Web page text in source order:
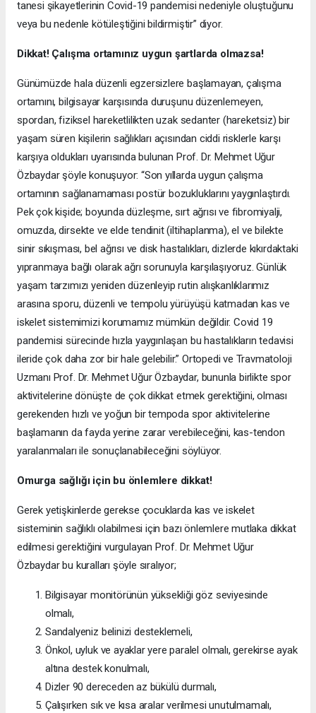
tanesi şikayetlerinin Covid-19 pandemisi nedeniyle oluştuğunu
veya bu nedenle kötüleştiğini bildirmiştir” diyor.
Dikkat! Çalışma ortamınız uygun şartlarda olmazsa!
Günümüzde hala düzenli egzersizlere başlamayan, çalışma
ortamını, bilgisayar karşısında duruşunu düzenlemeyen,
spordan, fiziksel hareketlilikten uzak sedanter (hareketsiz) bir
yaşam süren kişilerin sağlıkları açısından ciddi risklerle karşı
karşıya oldukları uyarısında bulunan Prof. Dr. Mehmet Uğur
Özbaydar şöyle konuşuyor: “Son yıllarda uygun çalışma
ortamının sağlanamaması postür bozukluklarını yaygınlaştırdı.
Pek çok kişide; boyunda düzleşme, sırt ağrısı ve fibromiyalji,
omuzda, dirsekte ve elde tendinit (iltihaplanma), el ve bilekte
sinir sıkışması, bel ağrısı ve disk hastalıkları, dizlerde kıkırdaktaki
yıpranmaya bağlı olarak ağrı sorunuyla karşılaşıyoruz. Günlük
yaşam tarzımızı yeniden düzenleyip rutin alışkanlıklarımız
arasına sporu, düzenli ve tempolu yürüyüşü katmadan kas ve
iskelet sistemimizi korumamız mümkün değildir. Covid 19
pandemisi sürecinde hızla yaygınlaşan bu hastalıkların tedavisi
ileride çok daha zor bir hale gelebilir.” Ortopedi ve Travmatoloji
Uzmanı Prof. Dr. Mehmet Uğur Özbaydar, bununla birlikte spor
aktivitelerine dönüşte de çok dikkat etmek gerektiğini, olması
gerekenden hızlı ve yoğun bir tempoda spor aktivitelerine
başlamanın da fayda yerine zarar verebileceğini, kas-tendon
yaralanmaları ile sonuçlanabileceğini söylüyor.
Omurga sağlığı için bu önlemlere dikkat!
Gerek yetişkinlerde gerekse çocuklarda kas ve iskelet
sisteminin sağlıklı olabilmesi için bazı önlemlere mutlaka dikkat
edilmesi gerektiğini vurgulayan Prof. Dr. Mehmet Uğur
Özbaydar bu kuralları şöyle sıralıyor;
Bilgisayar monitörünün yüksekliği göz seviyesinde
olmalı,
Sandalyeniz belinizi desteklemeli,
Önkol, uyluk ve ayaklar yere paralel olmalı, gerekirse ayak
altına destek konulmalı,
Dizler 90 dereceden az bükülü durmalı,
Çalışırken sık ve kısa aralar verilmesi unutulmamalı,